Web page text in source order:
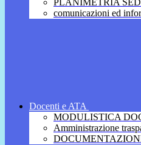
PLANIMETRIA
comunicazioni ed
Docenti e ATA
MODULISTICA
Amministrazione